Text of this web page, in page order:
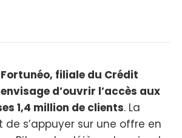
filiale du Crédit
d’ouvrir l’accès aux
1,4 million de clients. La
s’appuyer sur une offre en